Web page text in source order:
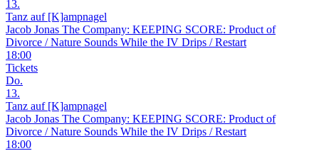
13.
Tanz auf [K]ampnagel
Jacob Jonas The Company: KEEPING SCORE: Product of
Divorce / Nature Sounds While the IV Drips / Restart
18:00
Tickets
Do.
13.
Tanz auf [K]ampnagel
Jacob Jonas The Company: KEEPING SCORE: Product of
Divorce / Nature Sounds While the IV Drips / Restart
18:00